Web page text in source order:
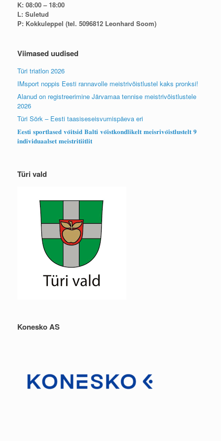
K: 08:00 – 18:00
L: Suletud
P: Kokkuleppel (tel. 5096812 Leonhard Soom)
Viimased uudised
Türi triatlon 2026
IMsport noppis Eesti rannavolle meistrivõistlustel kaks pronksi!
Alanud on registreerimine Järvamaa tennise meistrivõistlustele
2026
Türi Sörk – Eesti taasiseseisvumispäeva eri
𝐄𝐞𝐬𝐭𝐢 𝐬𝐩𝐨𝐫𝐭𝐥𝐚𝐬𝐞𝐝 𝐯𝐨̃𝐢𝐭𝐬𝐢𝐝 𝐁𝐚𝐥𝐭𝐢 𝐯𝐨̃𝐢𝐬𝐭𝐤𝐨𝐧𝐝𝐥𝐢𝐤𝐞𝐥𝐭 𝐦𝐞𝐢𝐬𝐫𝐢𝐯𝐨̃𝐢𝐬𝐭𝐥𝐮𝐬𝐭𝐞𝐥𝐭 𝟗
𝐢𝐧𝐝𝐢𝐯𝐢𝐝𝐮𝐚𝐚𝐥𝐬𝐞𝐭 𝐦𝐞𝐢𝐬𝐭𝐫𝐢𝐭𝐢𝐢𝐭𝐥𝐢𝐭
Türi vald
Konesko AS